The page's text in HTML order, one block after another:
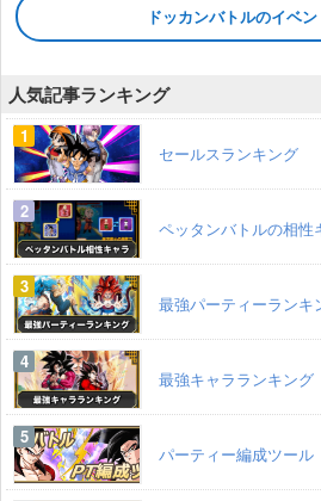
ドッカンバトルのイベ
人気記事ランキング
セールスランキング
ペッタンバトルの相性
最強パーティーランキ
最強キャラランキング
パーティー編成ツール